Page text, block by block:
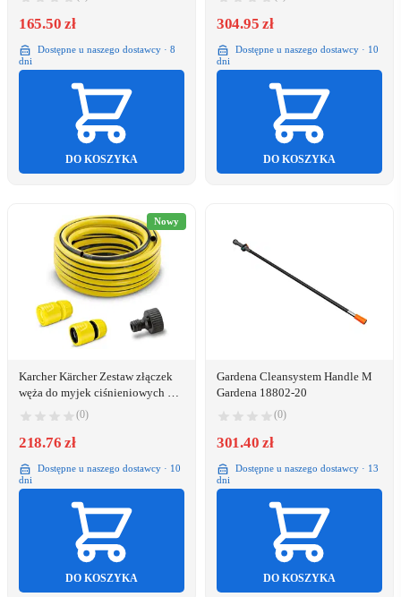
165.50 zł
Dostępne u naszego dostawcy · 8
dni
DO KOSZYKA
304.95 zł
Dostępne u naszego dostawcy · 10
dni
DO KOSZYKA
Nowy
Karcher Kärcher Zestaw złączek
węża do myjek ciśnieniowych 1/2
(0)
218.76 zł
Dostępne u naszego dostawcy · 10
dni
DO KOSZYKA
Gardena Cleansystem Handle M
Gardena 18802-20
(0)
301.40 zł
Dostępne u naszego dostawcy · 13
dni
DO KOSZYKA